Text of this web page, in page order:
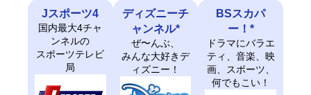
Jスポーツ4
国内最大4チャ
ンネルの
スポーツテレビ
局
ディズニーチ
ャンネル*
ぜ〜んぶ、
みんな大好きデ
ィズニー！
BSスカパ
ー！*
ドラマにバラエ
ティ、音楽、映
画、スポーツ、
何でもこい！